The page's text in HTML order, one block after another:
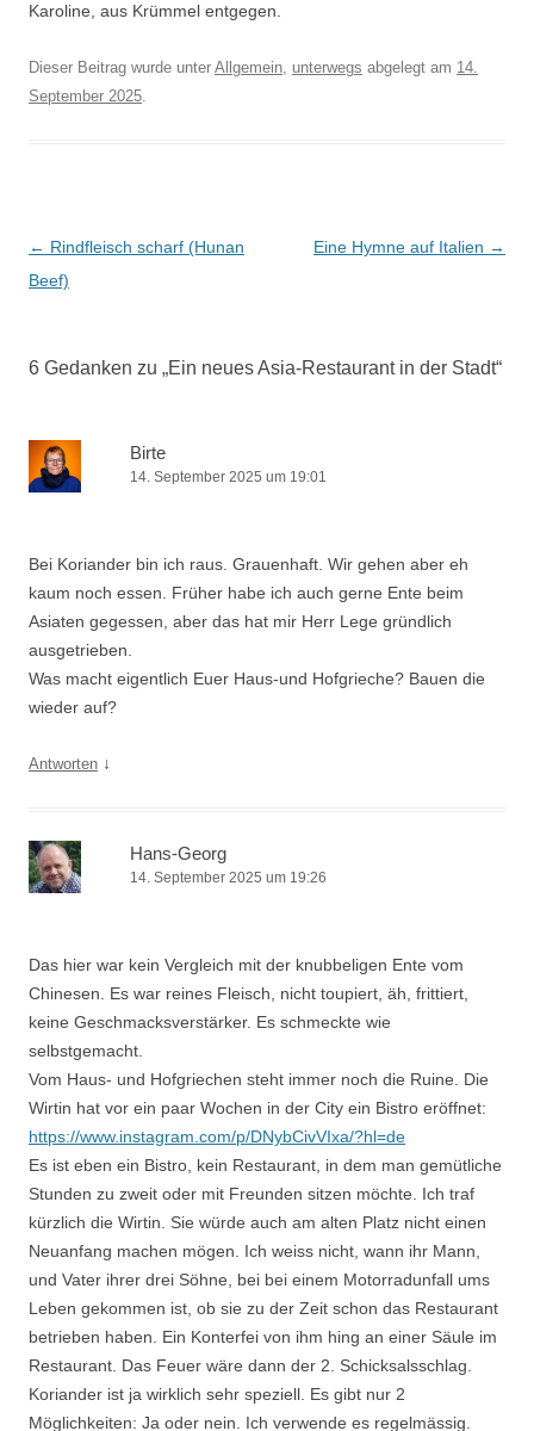
Karoline, aus Krümmel entgegen.
Dieser Beitrag wurde unter Allgemein, unterwegs abgelegt am 14.
September 2025.
Beitrags-
Navigation
← Rindfleisch scharf (Hunan
Beef)
Eine Hymne auf Italien →
6 Gedanken zu „Ein neues Asia-Restaurant in der Stadt“
Birte
14. September 2025 um 19:01
Bei Koriander bin ich raus. Grauenhaft. Wir gehen aber eh
kaum noch essen. Früher habe ich auch gerne Ente beim
Asiaten gegessen, aber das hat mir Herr Lege gründlich
ausgetrieben.
Was macht eigentlich Euer Haus-und Hofgrieche? Bauen die
wieder auf?
Antworten ↓
Hans-Georg
14. September 2025 um 19:26
Das hier war kein Vergleich mit der knubbeligen Ente vom
Chinesen. Es war reines Fleisch, nicht toupiert, äh, frittiert,
keine Geschmacksverstärker. Es schmeckte wie
selbstgemacht.
Vom Haus- und Hofgriechen steht immer noch die Ruine. Die
Wirtin hat vor ein paar Wochen in der City ein Bistro eröffnet:
https://www.instagram.com/p/DNybCivVIxa/?hl=de
Es ist eben ein Bistro, kein Restaurant, in dem man gemütliche
Stunden zu zweit oder mit Freunden sitzen möchte. Ich traf
kürzlich die Wirtin. Sie würde auch am alten Platz nicht einen
Neuanfang machen mögen. Ich weiss nicht, wann ihr Mann,
und Vater ihrer drei Söhne, bei bei einem Motorradunfall ums
Leben gekommen ist, ob sie zu der Zeit schon das Restaurant
betrieben haben. Ein Konterfei von ihm hing an einer Säule im
Restaurant. Das Feuer wäre dann der 2. Schicksalsschlag.
Koriander ist ja wirklich sehr speziell. Es gibt nur 2
Möglichkeiten: Ja oder nein. Ich verwende es regelmässig.